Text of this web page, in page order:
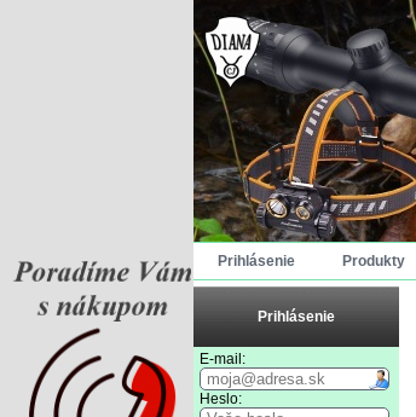
Prihlásenie Produkty
Prihlásenie
E-mail:
Heslo: